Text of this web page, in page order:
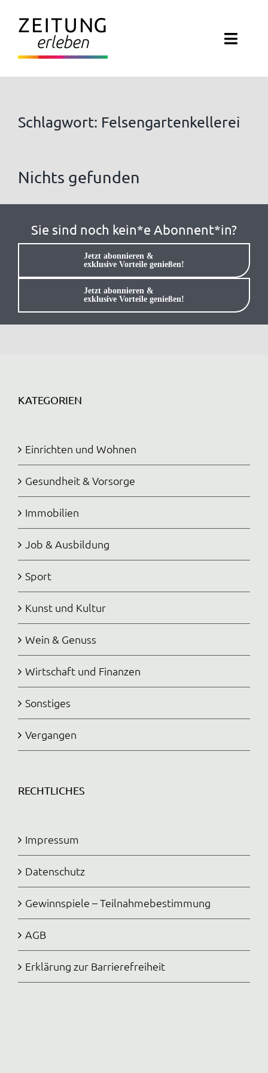
Inhalt
springen
VERANSTALTUNGEN
ZEITUNGSWELT
KONTAKT
Anmelden / Registrieren
Schlagwort: Felsengartenkellerei
Nichts gefunden
Sie sind noch kein*e Abonnent*in?
Jetzt abonnieren &
exklusive Vorteile genießen!
Jetzt abonnieren &
exklusive Vorteile genießen!
KATEGORIEN
Einrichten und Wohnen
Gesundheit & Vorsorge
Immobilien
Job & Ausbildung
Sport
Kunst und Kultur
Wein & Genuss
Wirtschaft und Finanzen
Sonstiges
Vergangen
RECHTLICHES
Impressum
Datenschutz
Gewinnspiele – Teilnahmebestimmung
AGB
Erklärung zur Barrierefreiheit